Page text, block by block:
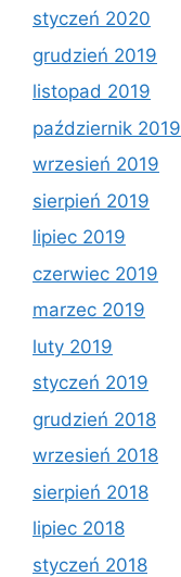
styczeń 2020
grudzień 2019
listopad 2019
październik 2019
wrzesień 2019
sierpień 2019
lipiec 2019
czerwiec 2019
marzec 2019
luty 2019
styczeń 2019
grudzień 2018
wrzesień 2018
sierpień 2018
lipiec 2018
styczeń 2018